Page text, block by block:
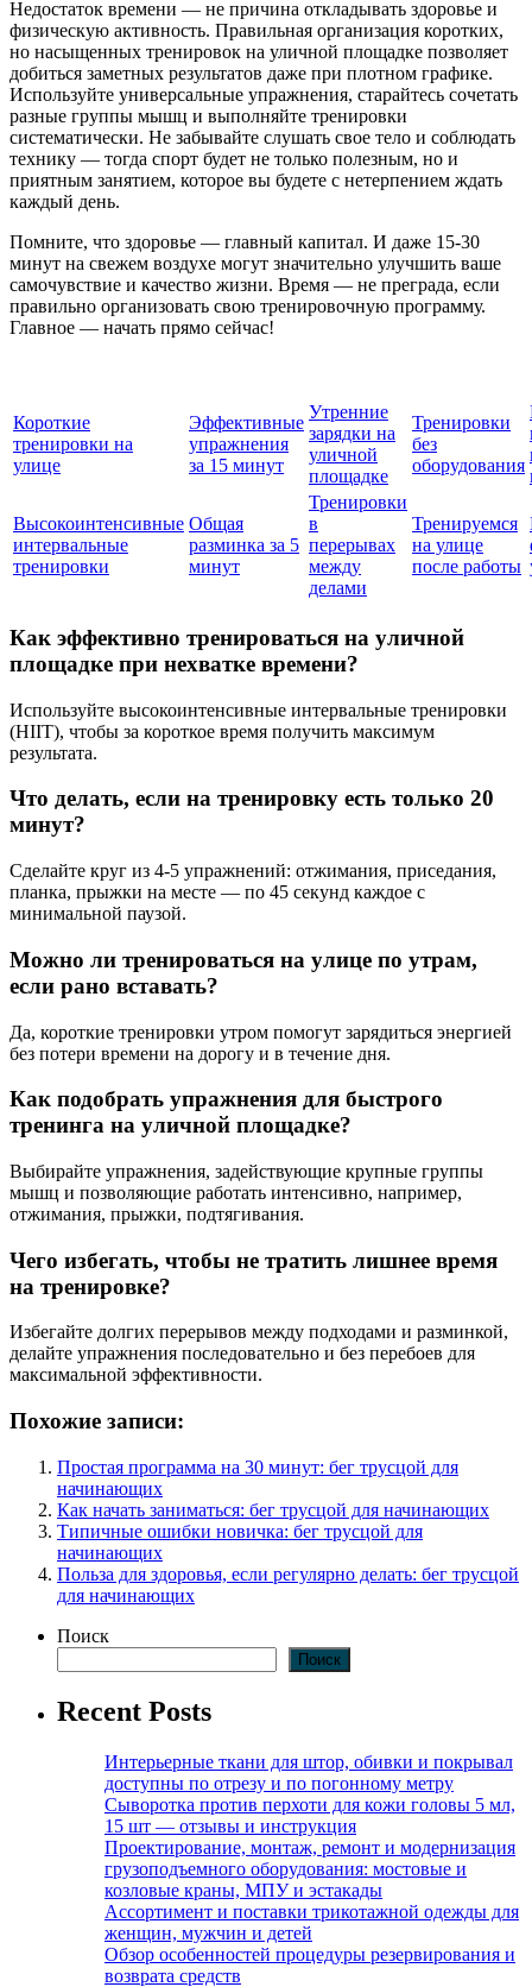
Недостаток времени — не причина откладывать здоровье и
физическую активность. Правильная организация коротких,
но насыщенных тренировок на уличной площадке позволяет
добиться заметных результатов даже при плотном графике.
Используйте универсальные упражнения, старайтесь сочетать
разные группы мышц и выполняйте тренировки
систематически. Не забывайте слушать свое тело и соблюдать
технику — тогда спорт будет не только полезным, но и
приятным занятием, которое вы будете с нетерпением ждать
каждый день.
Помните, что здоровье — главный капитал. И даже 15-30
минут на свежем воздухе могут значительно улучшить ваше
самочувствие и качество жизни. Время — не преграда, если
правильно организовать свою тренировочную программу.
Главное — начать прямо сейчас!
Короткие
тренировки на
улице
Эффективные
упражнения
за 15 минут
Утренние
зарядки на
уличной
площадке
Тренировки
без
оборудования
Высокоинтенсивные
интервальные
тренировки
Общая
разминка за 5
минут
Тренировки
в
перерывах
между
делами
Тренируемся
на улице
после работы
Как эффективно тренироваться на уличной
площадке при нехватке времени?
Используйте высокоинтенсивные интервальные тренировки
(HIIT), чтобы за короткое время получить максимум
результата.
Что делать, если на тренировку есть только 20
минут?
Сделайте круг из 4-5 упражнений: отжимания, приседания,
планка, прыжки на месте — по 45 секунд каждое с
минимальной паузой.
Можно ли тренироваться на улице по утрам,
если рано вставать?
Да, короткие тренировки утром помогут зарядиться энергией
без потери времени на дорогу и в течение дня.
Как подобрать упражнения для быстрого
тренинга на уличной площадке?
Выбирайте упражнения, задействующие крупные группы
мышц и позволяющие работать интенсивно, например,
отжимания, прыжки, подтягивания.
Чего избегать, чтобы не тратить лишнее время
на тренировке?
Избегайте долгих перерывов между подходами и разминкой,
делайте упражнения последовательно и без перебоев для
максимальной эффективности.
Похожие записи:
Простая программа на 30 минут: бег трусцой для
начинающих
Как начать заниматься: бег трусцой для начинающих
Типичные ошибки новичка: бег трусцой для
начинающих
Польза для здоровья, если регулярно делать: бег трусцой
для начинающих
Поиск
Поиск
Recent Posts
Интерьерные ткани для штор, обивки и покрывал
доступны по отрезу и по погонному метру
Сыворотка против перхоти для кожи головы 5 мл,
15 шт — отзывы и инструкция
Проектирование, монтаж, ремонт и модернизация
грузоподъемного оборудования: мостовые и
козловые краны, МПУ и эстакады
Ассортимент и поставки трикотажной одежды для
женщин, мужчин и детей
Обзор особенностей процедуры резервирования и
возврата средств